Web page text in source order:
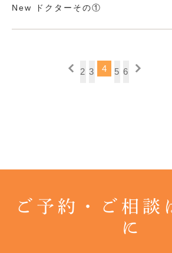
New ドクターその①
2 3 4 5 6
ご予約・ご相談
に